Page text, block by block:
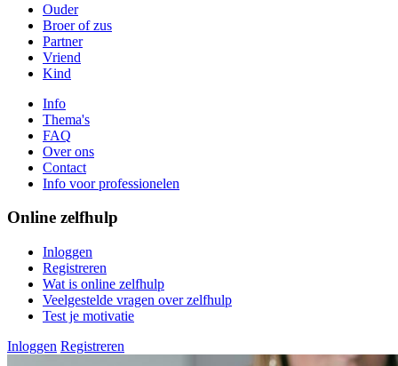
Ouder
Broer of zus
Partner
Vriend
Kind
Info
Thema's
FAQ
Over ons
Contact
Info voor professionelen
Online zelfhulp
Inloggen
Registreren
Wat is online zelfhulp
Veelgestelde vragen over zelfhulp
Test je motivatie
Inloggen Registreren